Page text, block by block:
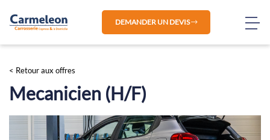
DEMANDER UN DEVIS
< Retour aux offres
Mecanicien (H/F)